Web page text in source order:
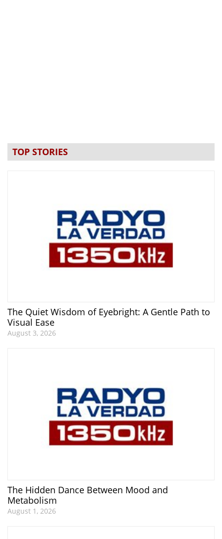
TOP STORIES
The Quiet Wisdom of Eyebright: A Gentle Path to
Visual Ease
August 3, 2026
The Hidden Dance Between Mood and
Metabolism
August 1, 2026